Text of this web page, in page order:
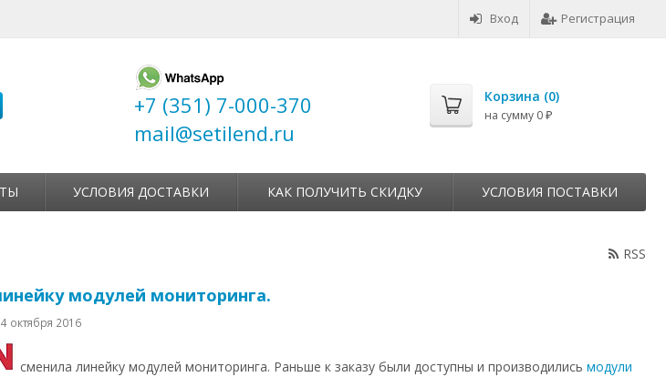
Вход Регистрация
+7 (351) 7-000-370
mail@setilend.ru
Корзина (0)
на сумму 0 ₽
УСЛОВИЯ ДОСТАВКИ КАК ПОЛУЧИТЬ СКИДКУ УСЛОВИЯ ПОСТАВКИ
RSS
модулей мониторинга.
4 октября 2016
сменила линейку модулей мониторинга. Раньше к заказу были доступны и производились модули